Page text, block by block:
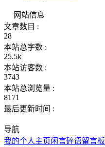
网站信息
文章数目 :
28
本站总字数 :
25.5k
本站访客数 :
3743
本站总浏览量 :
8171
最后更新时间 :
导航
我的个人主页闲言碎语留言板